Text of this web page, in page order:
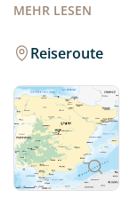
MEHR LESEN
und ein
der
Genießen Sie
und
Atlantiks bevor
Sie sich auf den
bedeutet –
Reiseroute